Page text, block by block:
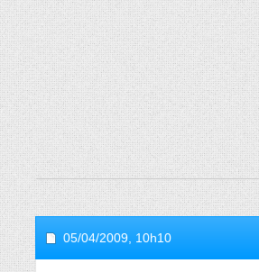
05/04/2009, 10h10